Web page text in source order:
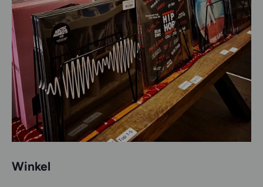
Winkel